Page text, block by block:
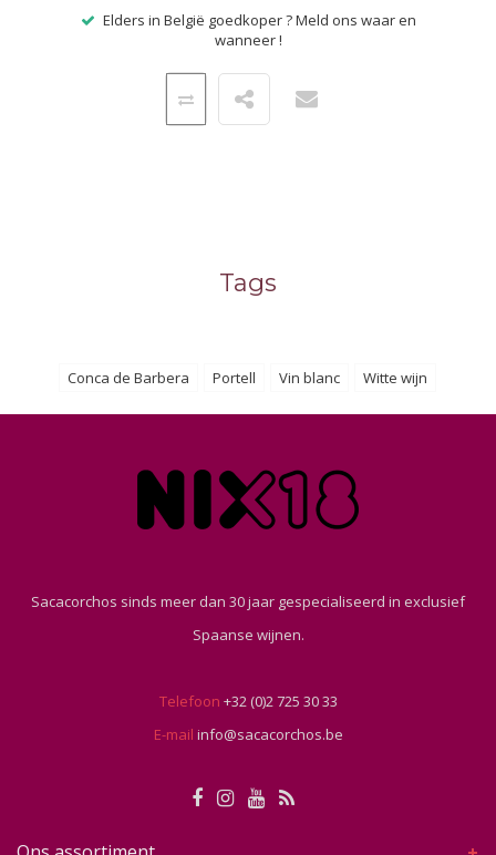
Elders in België goedkoper ? Meld ons waar en
wanneer !
Tags
Conca de Barbera Portell Vin blanc Witte wijn
Sacacorchos sinds meer dan 30 jaar gespecialiseerd in exclusief
Spaanse wijnen.
Telefoon +32 (0)2 725 30 33
E-mail info@sacacorchos.be